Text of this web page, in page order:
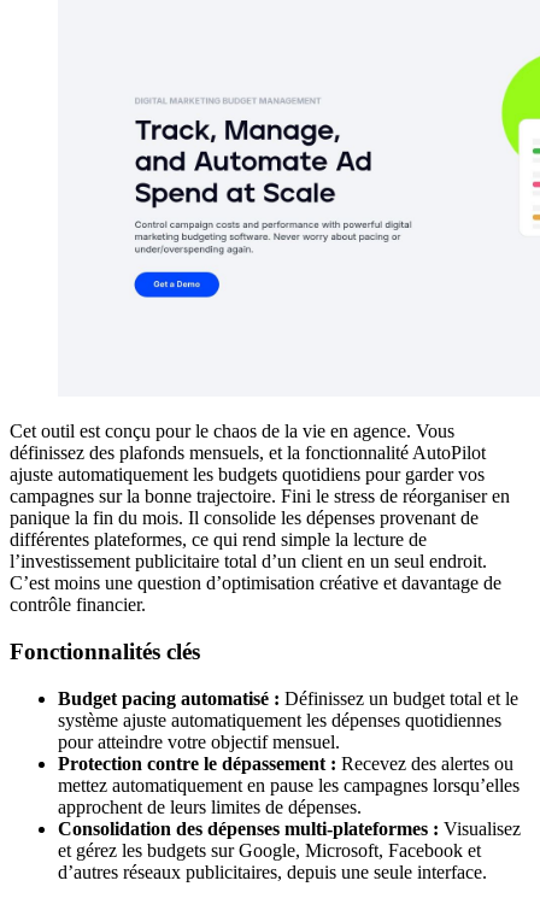
Cet outil est conçu pour le chaos de la vie en agence. Vous
définissez des plafonds mensuels, et la fonctionnalité AutoPilot
ajuste automatiquement les budgets quotidiens pour garder vos
campagnes sur la bonne trajectoire. Fini le stress de réorganiser en
panique la fin du mois. Il consolide les dépenses provenant de
différentes plateformes, ce qui rend simple la lecture de
l’investissement publicitaire total d’un client en un seul endroit.
C’est moins une question d’optimisation créative et davantage de
contrôle financier.
Fonctionnalités clés
Budget pacing automatisé : Définissez un budget total et le
système ajuste automatiquement les dépenses quotidiennes
pour atteindre votre objectif mensuel.
Protection contre le dépassement : Recevez des alertes ou
mettez automatiquement en pause les campagnes lorsqu’elles
approchent de leurs limites de dépenses.
Consolidation des dépenses multi-plateformes : Visualisez
et gérez les budgets sur Google, Microsoft, Facebook et
d’autres réseaux publicitaires, depuis une seule interface.